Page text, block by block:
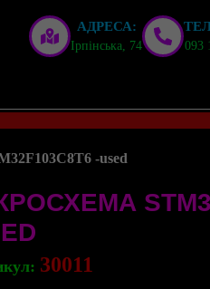
АДРЕСА:
Ірпінська, 74 093
-used
30011